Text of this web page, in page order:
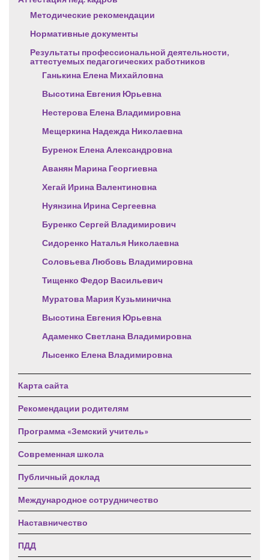
Методические рекомендации
Нормативные документы
Результаты профессиональной деятельности,
аттестуемых педагогических работников
Ганькина Елена Михайловна
Высотина Евгения Юрьевна
Нестерова Елена Владимировна
Мещеркина Надежда Николаевна
Буренок Елена Александровна
Аванян Марина Георгиевна
Хегай Ирина Валентиновна
Нуянзина Ирина Сергеевна
Буренко Сергей Владимирович
Сидоренко Наталья Николаевна
Соловьева Любовь Владимировна
Тищенко Федор Васильевич
Муратова Мария Кузьминична
Высотина Евгения Юрьевна
Адаменко Светлана Владимировна
Лысенко Елена Владимировна
Карта сайта
Рекомендации родителям
Программа «Земский учитель»
Современная школа
Публичный доклад
Международное сотрудничество
Наставничество
ПДД